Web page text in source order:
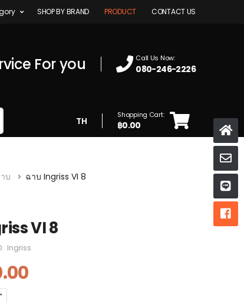
SHOP BY BRAND PRODUCT CONTACT US
For you Call Us Now:
080-246-2226
TH
Shopping Cart:
฿0.00
บ
ฉาบ Ingriss VI 8
VI 8
Ingriss